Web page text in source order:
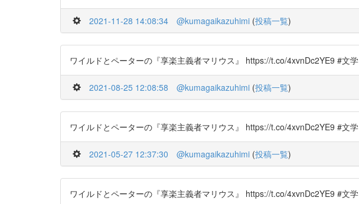
2021-11-28 14:08:34 @kumagaikazuhimi (投稿一覧)
ワイルドとペーターの『享楽主義者マリウス』 https://t.co/4xvnDc2YE9 #文学
2021-08-25 12:08:58 @kumagaikazuhimi (投稿一覧)
ワイルドとペーターの『享楽主義者マリウス』 https://t.co/4xvnDc2YE9 #文学
2021-05-27 12:37:30 @kumagaikazuhimi (投稿一覧)
ワイルドとペーターの『享楽主義者マリウス』 https://t.co/4xvnDc2YE9 #文学